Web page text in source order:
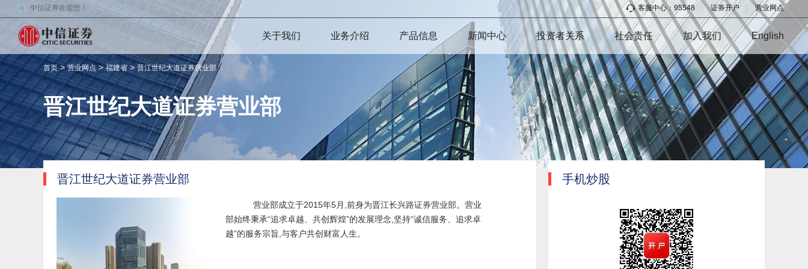
中信证券欢迎您！ 客服中心：95548 | 证券开户 营业网点
关于我们 业务介绍 产品信息 新闻中心 投资者关系 社会责任 加入我们 English
首页>营业网点>福建省> 晋江世纪大道证券营业部
晋江世纪大道证券营业部
晋江世纪大道证券营业部
营业部成立于2015年5月,前身为晋江长兴路证券营业部。营业
部始终秉承“追求卓越、共创辉煌”的发展理念,坚持“诚信服务、追求卓
越”的服务宗旨,与客户共创财富人生。
手机炒股